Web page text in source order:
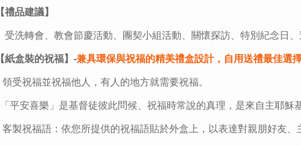
【禮品建議】
受洗轉會、教會節慶活動、團契小組活動、關懷探訪、特別紀念日
【紙盒裝的祝福】-兼具環保與祝福的精美禮盒設計，自用送禮最佳選
領受祝福並祝福他人，有人的地方就需要祝福。
「平安喜樂」 是基督徒彼此問候、祝福時常說的真理，是來自主耶穌
客製祝福語：依您所提供的祝福語貼於外盒上，以表達對親朋好友、